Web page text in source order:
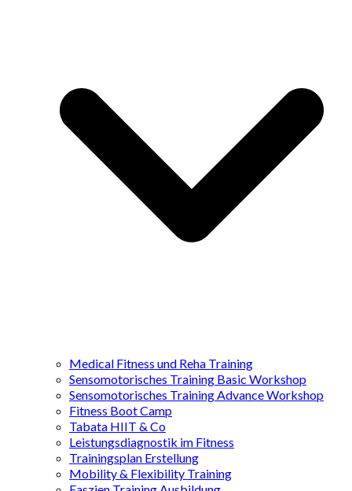
Medical Fitness und Reha Training
Sensomotorisches Training Basic Workshop
Sensomotorisches Training Advance Workshop
Fitness Boot Camp
Tabata HIIT & Co
Leistungsdiagnostik im Fitness
Trainingsplan Erstellung
Mobility & Flexibility Training